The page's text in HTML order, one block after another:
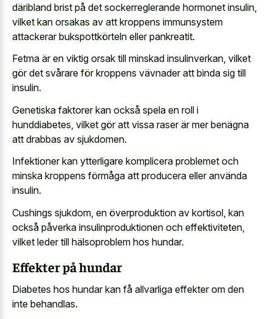
däribland brist på det sockerreglerande hormonet insulin,
vilket kan orsakas av att kroppens immunsystem
attackerar bukspottkörteln eller pankreatit.
Fetma är en viktig orsak till minskad insulinverkan, vilket
gör det svårare för kroppens vävnader att binda sig till
insulin.
Genetiska faktorer kan också spela en roll i
hunddiabetes, vilket gör att vissa raser är mer benägna
att drabbas av sjukdomen.
Infektioner kan ytterligare komplicera problemet och
minska kroppens förmåga att producera eller använda
insulin.
Cushings sjukdom, en överproduktion av kortisol, kan
också påverka insulinproduktionen och effektiviteten,
vilket leder till hälsoproblem hos hundar.
Effekter på hundar
Diabetes hos hundar kan få allvarliga effekter om den
inte behandlas.